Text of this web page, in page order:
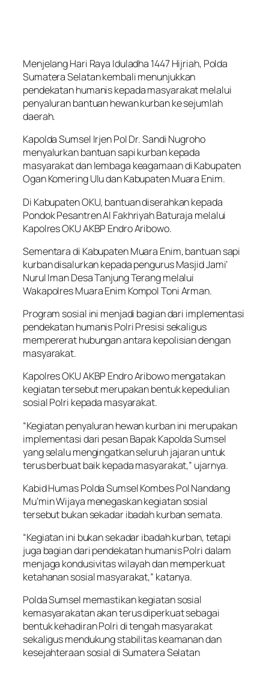
Menjelang Hari Raya Iduladha 1447 Hijriah, Polda
Sumatera Selatan kembali menunjukkan
pendekatan humanis kepada masyarakat melalui
penyaluran bantuan hewan kurban ke sejumlah
daerah.
Kapolda Sumsel Irjen Pol Dr. Sandi Nugroho
menyalurkan bantuan sapi kurban kepada
masyarakat dan lembaga keagamaan di Kabupaten
Ogan Komering Ulu dan Kabupaten Muara Enim.
Di Kabupaten OKU, bantuan diserahkan kepada
Pondok Pesantren Al Fakhriyah Baturaja melalui
Kapolres OKU AKBP Endro Aribowo.
Sementara di Kabupaten Muara Enim, bantuan sapi
kurban disalurkan kepada pengurus Masjid Jami’
Nurul Iman Desa Tanjung Terang melalui
Wakapolres Muara Enim Kompol Toni Arman.
Program sosial ini menjadi bagian dari implementasi
pendekatan humanis Polri Presisi sekaligus
mempererat hubungan antara kepolisian dengan
masyarakat.
Kapolres OKU AKBP Endro Aribowo mengatakan
kegiatan tersebut merupakan bentuk kepedulian
sosial Polri kepada masyarakat.
“Kegiatan penyaluran hewan kurban ini merupakan
implementasi dari pesan Bapak Kapolda Sumsel
yang selalu mengingatkan seluruh jajaran untuk
terus berbuat baik kepada masyarakat,” ujarnya.
Kabid Humas Polda Sumsel Kombes Pol Nandang
Mu’min Wijaya menegaskan kegiatan sosial
tersebut bukan sekadar ibadah kurban semata.
“Kegiatan ini bukan sekadar ibadah kurban, tetapi
juga bagian dari pendekatan humanis Polri dalam
menjaga kondusivitas wilayah dan memperkuat
ketahanan sosial masyarakat,” katanya.
Polda Sumsel memastikan kegiatan sosial
kemasyarakatan akan terus diperkuat sebagai
bentuk kehadiran Polri di tengah masyarakat
sekaligus mendukung stabilitas keamanan dan
kesejahteraan sosial di Sumatera Selatan